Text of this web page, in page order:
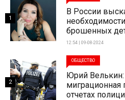
В России
брошенных
12:54 | 09-08-2024
1
ОБЩЕСТВО
Юрий
миграционная
отчетах
2